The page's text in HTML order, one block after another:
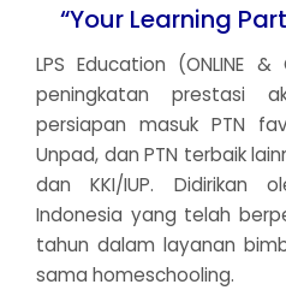
“Your Learning
LPS Education (ONLINE &
peningkatan prestasi
persiapan masuk PTN
Unpad, dan PTN terbaik
dan KKI/IUP. Didirikan
Indonesia yang telah
tahun dalam layanan
sama homeschooling.